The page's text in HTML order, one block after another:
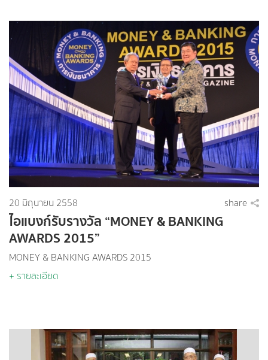
20 มิถุนายน 2558 share
ไอแบงก์รับรางวัล “MONEY & BANKING
AWARDS 2015”
MONEY & BANKING AWARDS 2015
+ รายละเอียด